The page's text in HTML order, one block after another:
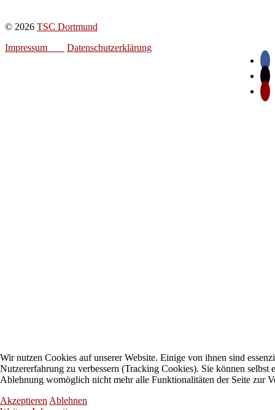
© 2026 TSC Dortmund
Impressum
Datenschutzerklärung
Wir nutzen Cookies auf unserer Website. Einige von ihnen sind
Nutzererfahrung zu verbessern (Tracking Cookies). Sie können selbst
Ablehnung womöglich nicht mehr alle Funktionalitäten der Seite zur
Akzeptieren Ablehnen